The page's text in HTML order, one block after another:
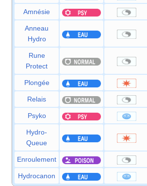
Amnésie
Anneau
Hydro
Rune
Protect
Plongée
Relais
Psyko
Hydro-
Queue
Enroulement
Hydrocanon